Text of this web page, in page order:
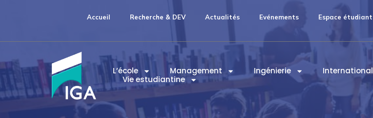
Accueil Recherche & DEV Actualités Evénements Espace étudiant
L’école Management Ingénierie International
Vie estudiantine